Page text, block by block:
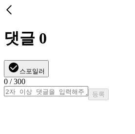
댓글 0
스포일러
0 / 300
등록